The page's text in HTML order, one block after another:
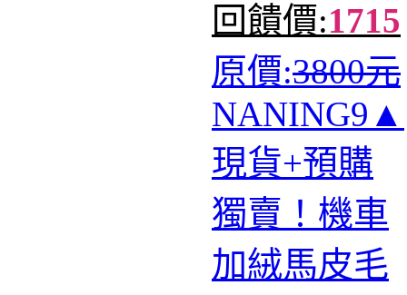
回饋價:1715
原價:3800元
NANING9▲
現貨+預購
獨賣！機車
加絨馬皮毛